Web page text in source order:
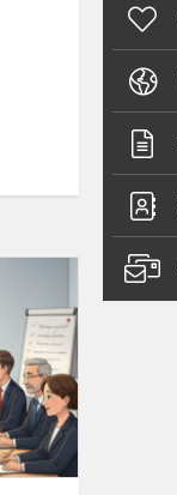
Vilniaus
miesto
mero
potvarkiu
patvirtinta